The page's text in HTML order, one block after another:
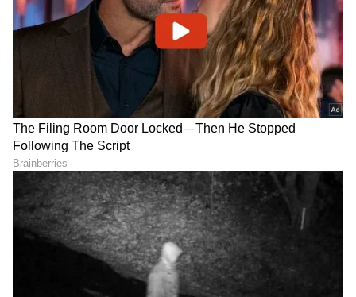
ಟ್ರಂಪ್ ಐತಿಹಾಸಿಕ ಒಪ್ಪಂದ | India US
Trade Deal | Party Rounds